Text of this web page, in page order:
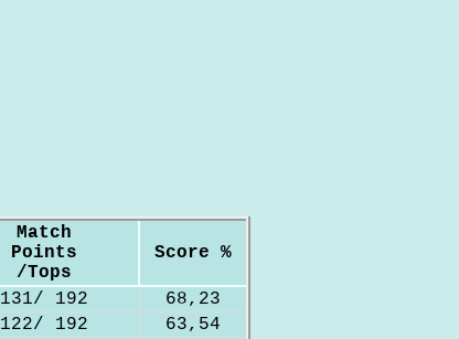
Match
Points
/Tops
Score %
131/ 192
68,23
122/ 192
63,54